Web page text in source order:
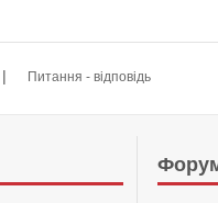
| Питання - відповідь